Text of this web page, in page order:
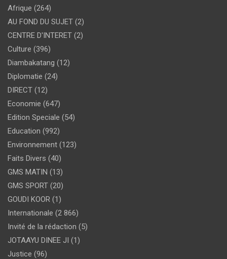
Afrique (264)
AU FOND DU SUJET (2)
CENTRE D'INTERET (2)
Culture (396)
Diambakatang (12)
Diplomatie (24)
DIRECT (12)
Economie (647)
Edition Speciale (54)
Education (992)
Environnement (123)
Faits Divers (40)
GMS MATIN (13)
GMS SPORT (20)
GOUDI KOOR (1)
Internationale (2 866)
Invité de la rédaction (5)
JOTAAYU DINEE JI (1)
Justice (96)